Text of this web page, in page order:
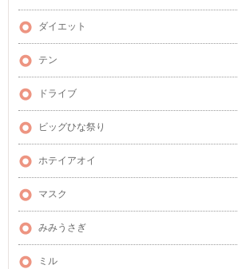
ダイエット
テン
ドライブ
ビッグひな祭り
ホテイアオイ
マスク
みみうさぎ
ミル